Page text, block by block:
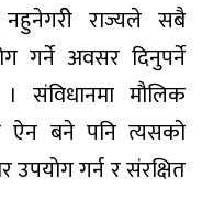
नहुनेगरीे राज्यले सबै
गर्ने अवसर दिनुपर्ने
संविधानमा मौलिक
ऐन बने पनि त्यसको
उपयोग गर्न र संरक्षित